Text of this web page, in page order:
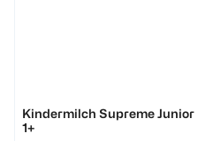
Kindermilch Supreme Junior
1+